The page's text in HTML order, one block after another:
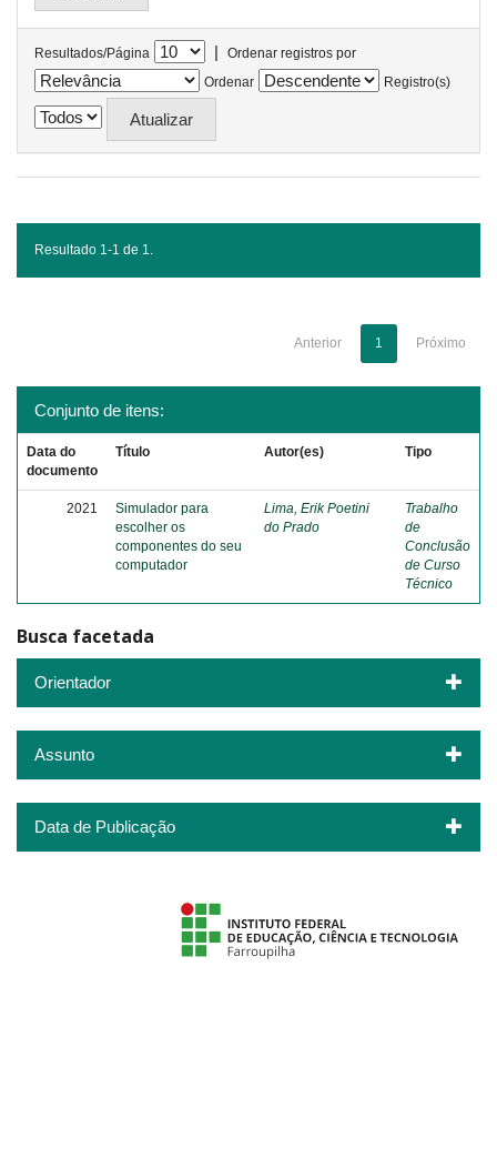
Resultados/Página |
Ordenar registros por
Ordenar
Registro(s)
Resultado 1-1 de 1.
Anterior 1 Próximo
Conjunto de itens:
Data do
documento
Título Autor(es) Tipo
2021
Simulador para
escolher os
componentes do seu
computador
Lima, Erik Poetini
do Prado
Trabalho
de
Conclusão
de Curso
Técnico
Busca facetada
Orientador
Assunto
Data de Publicação